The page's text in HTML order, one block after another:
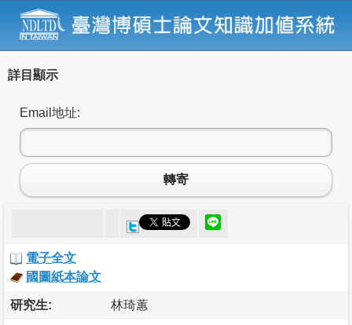
詳目顯示
Email地址:
轉寄
電子全文
國圖紙本論文
研究生: 林琦蕙